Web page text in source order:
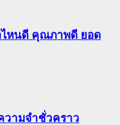
ไหนดี คุณภาพดี ยอด
วามจำชั่วคราว